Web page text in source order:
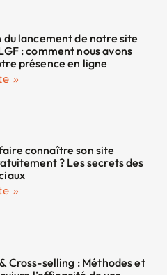
du lancement de notre site
: comment nous avons
présence en ligne
»
connaître son site
? Les secrets des
»
Cross-selling : Méthodes et